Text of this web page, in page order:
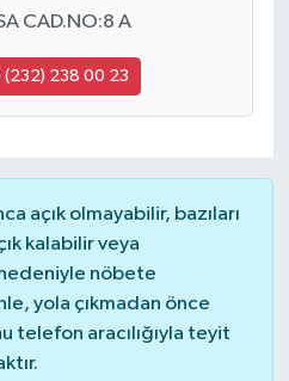
CAD.NO:8 A
(232) 238 00 23
açık olmayabilir, bazıları
kalabilir veya
nöbete
yola çıkmadan önce
telefon aracılığıyla teyit